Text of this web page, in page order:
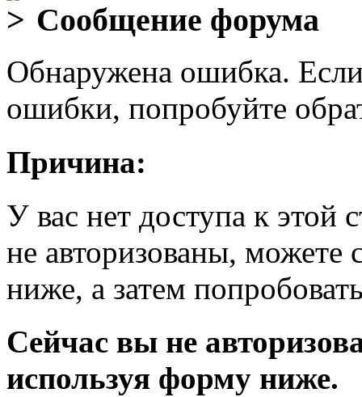
Сообщение форума
Обнаружена ошибка.
ошибки, попробуйте
Причина:
У вас нет доступа к
не авторизованы, можете
ниже, а затем
Сейчас вы не
используя форму ниже.